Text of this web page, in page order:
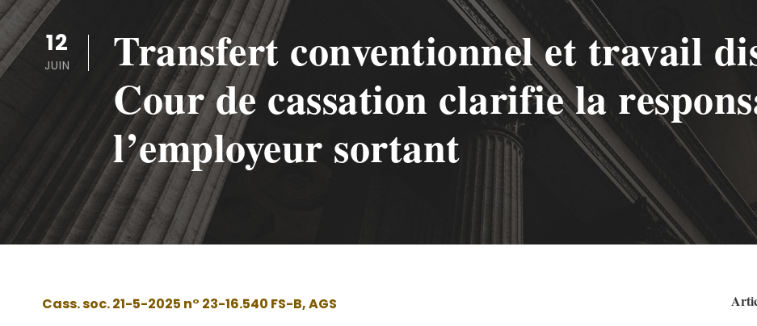
12
JUIN
Transfert conventionnel et travail
Cour de cassation clarifie la
l’employeur sortant
Cass. soc. 21-5-2025 n° 23-16.540 FS-B, AGS